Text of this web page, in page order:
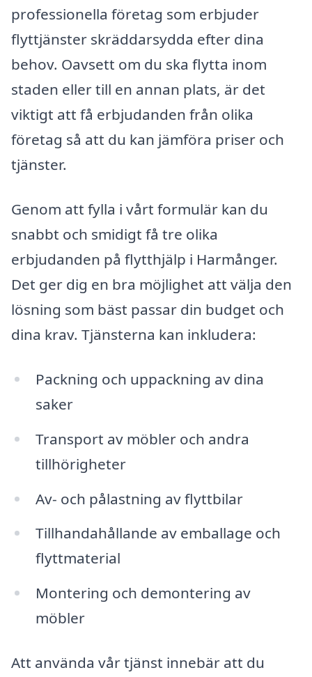
professionella företag som erbjuder
flyttjänster skräddarsydda efter dina
behov. Oavsett om du ska flytta inom
staden eller till en annan plats, är det
viktigt att få erbjudanden från olika
företag så att du kan jämföra priser och
tjänster.
Genom att fylla i vårt formulär kan du
snabbt och smidigt få tre olika
erbjudanden på flytthjälp i Harmånger.
Det ger dig en bra möjlighet att välja den
lösning som bäst passar din budget och
dina krav. Tjänsterna kan inkludera:
Packning och uppackning av dina
saker
Transport av möbler och andra
tillhörigheter
Av- och pålastning av flyttbilar
Tillhandahållande av emballage och
flyttmaterial
Montering och demontering av
möbler
Att använda vår tjänst innebär att du